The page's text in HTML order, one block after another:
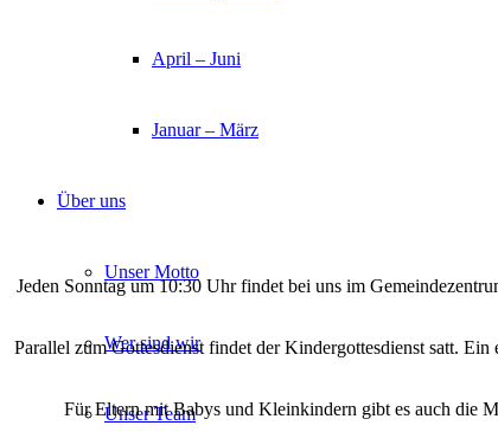
April – Juni
Januar – März
Über uns
Unser Motto
Wer sind wir
Unser Team
Jeden Sonntag um 10:30 Uhr findet bei uns im
Parallel zum Gottesdienst findet der Kindergottesdienst satt.
Für Eltern mit Babys und Kleinkindern gibt es auch die